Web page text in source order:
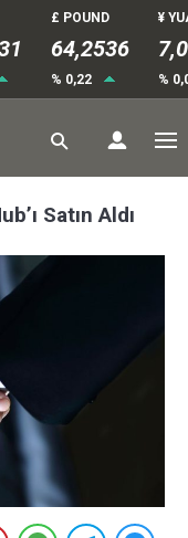
£ POUND
64,2536
% 0,22
¥
%
Satın Aldı